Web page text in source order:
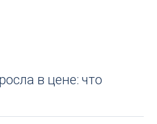
в цене: что